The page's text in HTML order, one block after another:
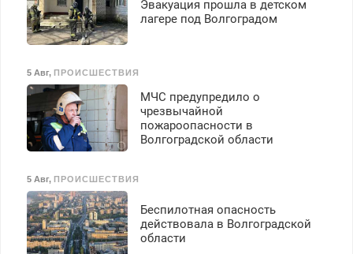
безопасности с з/п до
125000 руб.
Эвакуация прошла в детском
лагере под Волгоградом
5 Авг, ПРОИСШЕСТВИЯ
МЧС предупредило о
чрезвычайной
пожароопасности в
Волгоградской области
5 Авг, ПРОИСШЕСТВИЯ
Беспилотная опасность
действовала в Волгоградской
области